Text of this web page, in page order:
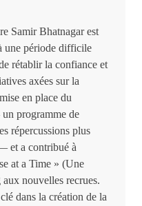
Samir Bhatnagar est
une période difficile
rétablir la confiance et
axées sur la
en place du
programme de
répercussions plus
et a contribué à
at a Time » (Une
nouvelles recrues.
dans la création de la